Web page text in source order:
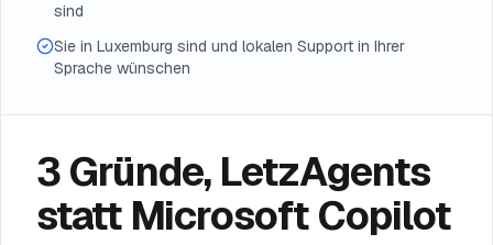
sind
Sie in Luxemburg sind und lokalen Support in Ihrer
Sprache wünschen
3 Gründe, LetzAgents
statt Microsoft Copilot